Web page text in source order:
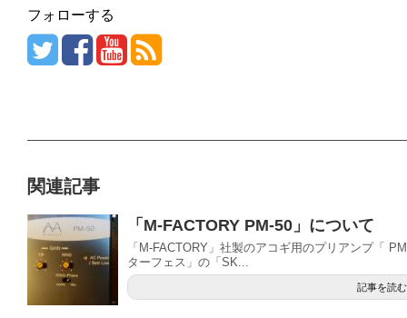
フォローする
関連記事
「M-FACTORY PM-50」について
「M-FACTORY」社製のアコギ用のプリアンプ「
ターフェス」の「SK...
記事を読む